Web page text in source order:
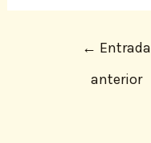
← Entrada
anterior